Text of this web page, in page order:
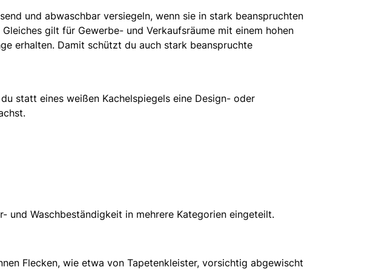
und abwaschbar versiegeln, wenn sie in stark beanspruchten
gilt für Gewerbe- und Verkaufsräume mit einem hohen
erhalten. Damit schützt du auch stark beanspruchte
statt eines weißen Kachelspiegels eine Design- oder
und Waschbeständigkeit in mehrere Kategorien eingeteilt.
Flecken, wie etwa von Tapetenkleister, vorsichtig abgewischt